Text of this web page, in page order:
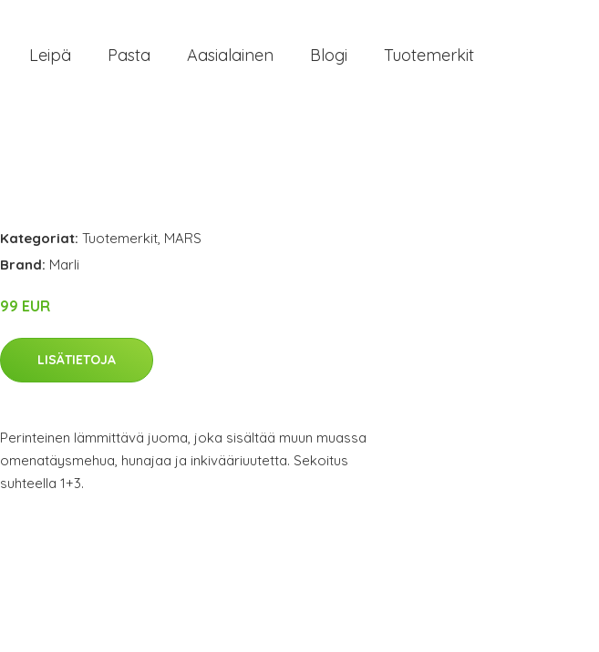
Leipä Pasta Aasialainen Blogi Tuotemerkit
Kategoriat: Tuotemerkit, MARS
Brand: Marli
99 EUR
LISÄTIETOJA
Perinteinen lämmittävä juoma, joka sisältää muun muassa
omenatäysmehua, hunajaa ja inkivääriuutetta. Sekoitus
suhteella 1+3.